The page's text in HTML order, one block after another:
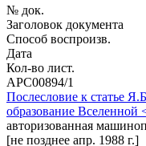
№ док.
Заголовок документа
Способ воспроизв.
Дата
Кол-во лист.
АРС00894/1
Послесловие к статье
образование Вселенной
авторизованная
[не позднее апр. 1988 г.]